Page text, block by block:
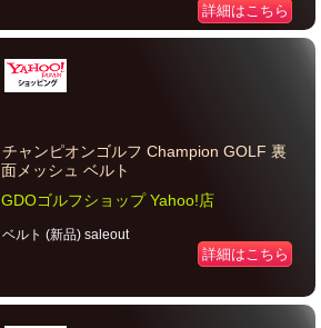
詳細はこちら
チャンピオンゴルフ Champion GOLF 裏
面メッシュ ベルト
GDOゴルフショップ Yahoo!店
ベルト (新品) saleout
詳細はこちら